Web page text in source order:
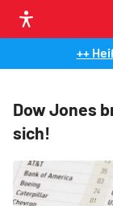
++
Dow Jones
sich!